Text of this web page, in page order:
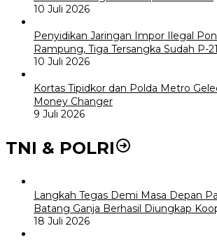
10 Juli 2026
Penyidikan Jaringan Impor Ilegal
Rampung, Tiga Tersangka Sudah P-
10 Juli 2026
Kortas Tipidkor dan Polda Metro
Money Changer
9 Juli 2026
TNI & POLRI
Langkah Tegas Demi Masa Depan
Batang Ganja Berhasil Diungkap
18 Juli 2026